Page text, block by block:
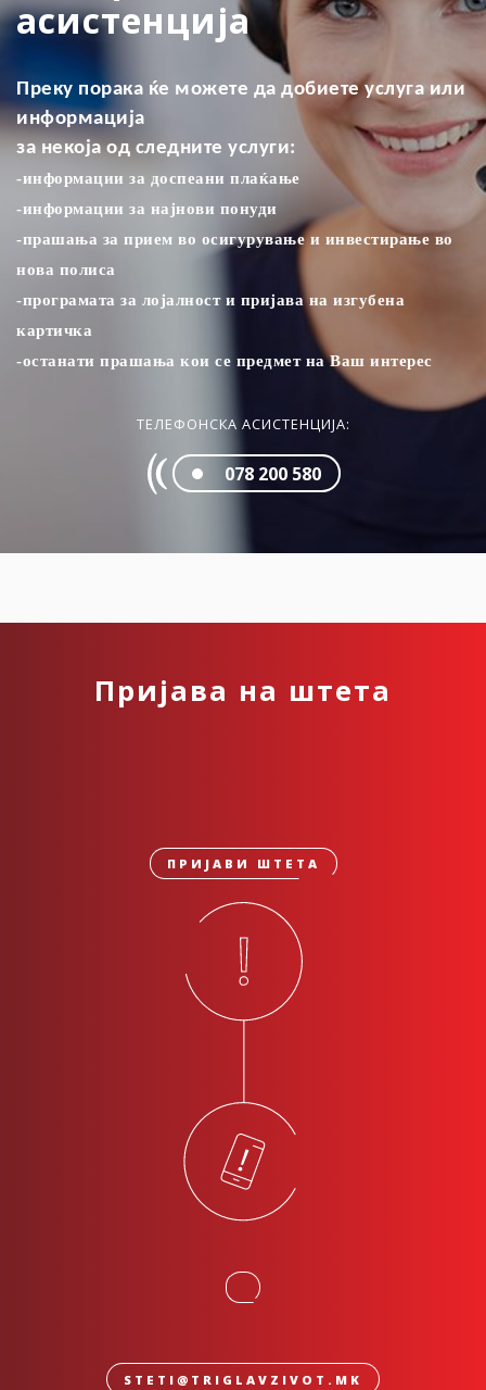
асистенција
Преку порака ќе можете да добиете услуга или
информација
за некоја од следните услуги:
-информации за доспеани плаќањe
-информации за најнови понуди
-прашања за прием во осигурување и инвестирање во
нова полиса
-програмата за лојалност и пријава на изгубена
картичка
-останати прашања кои се предмет на Ваш интерес
ТЕЛЕФОНСКА АСИСТЕНЦИЈА:
078 200 580
Пријава на штета
ПРИЈАВИ ШТЕТА
STETI@TRIGLAVZIVOT.MK